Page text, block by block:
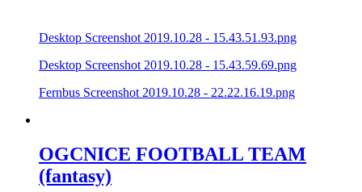
Desktop Screenshot 2019.10.28 - 15.43.51.93.png
Desktop Screenshot 2019.10.28 - 15.43.59.69.png
Fernbus Screenshot 2019.10.28 - 22.22.16.19.png
OGCNICE FOOTBALL TEAM
(fantasy)